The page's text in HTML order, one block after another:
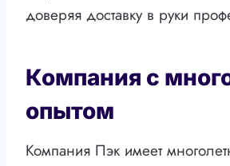
доверяя доставку в руки
Компания с
опытом
Компания Пэк имеет